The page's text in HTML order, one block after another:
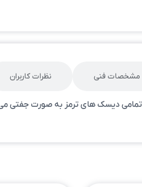
مشخصات فنی نظرات کاربران
دیسک های ترمز به صورت جفتی می